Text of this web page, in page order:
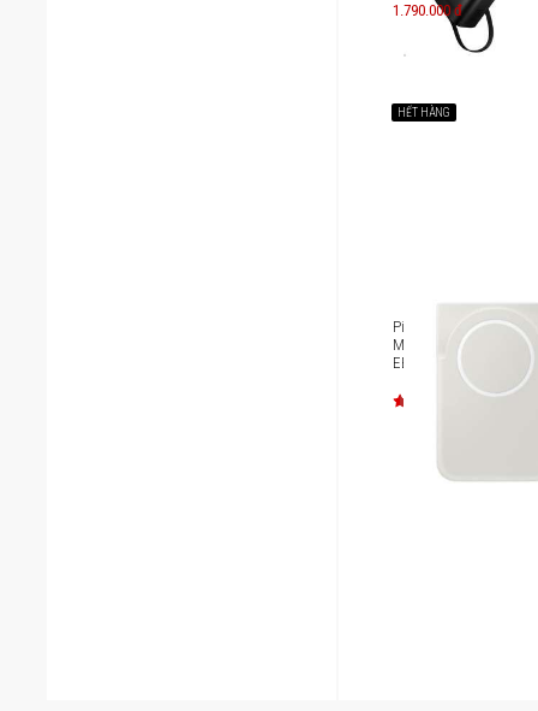
1.790.000 đ
HẾT HÀNG
Pin dự phòng
Magnet Wireless
EB-U2500X